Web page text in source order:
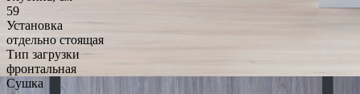
59
Установка
отдельно стоящая
Тип загрузки
фронтальная
Сушка